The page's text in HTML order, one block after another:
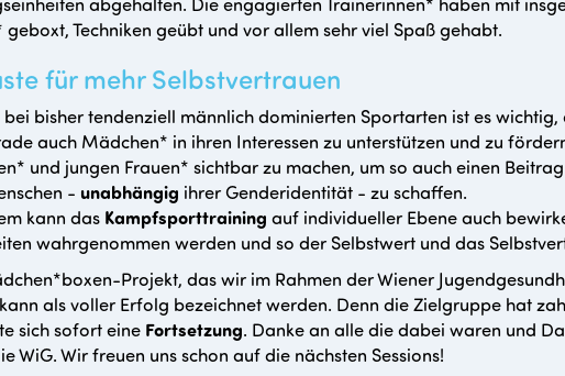
geboxt, Techniken geübt und vor allem sehr viel Spaß gehabt.
für mehr Selbstvertrauen
bisher tendenziell männlich dominierten Sportarten ist es
auch Mädchen* in ihren Interessen zu unterstützen und zu
und jungen Frauen* sichtbar zu machen, um so auch einen
- unabhängig ihrer Genderidentität - zu schaffen.
kann das Kampfsporttraining auf individueller Ebene auch
wahrgenommen werden und so der Selbstwert und das
Projekt, das wir im Rahmen der Wiener
als voller Erfolg bezeichnet werden. Denn die Zielgruppe hat
sich sofort eine Fortsetzung. Danke an alle die dabei waren und
WiG. Wir freuen uns schon auf die nächsten Sessions!